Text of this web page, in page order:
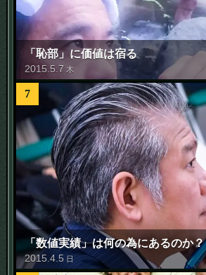
「恥部」に価値は宿る
2015 5 .7 木
7
「数値実績」は何の為にあるのか？
2015 .4 .5 日